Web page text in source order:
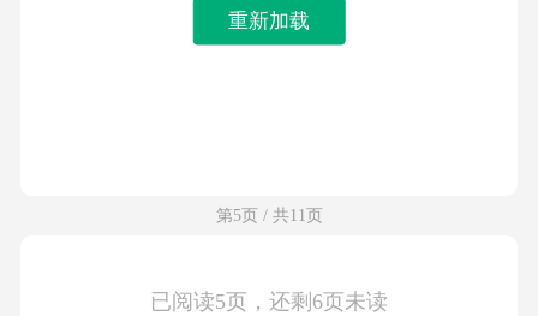
重新加载
第5页 / 共11页
已阅读5页，还剩6页未读